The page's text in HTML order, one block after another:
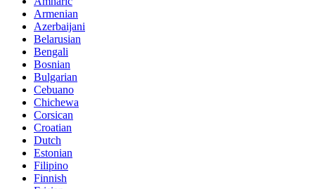
Armenian
Azerbaijani
Belarusian
Bengali
Bosnian
Bulgarian
Cebuano
Chichewa
Corsican
Croatian
Dutch
Estonian
Filipino
Finnish